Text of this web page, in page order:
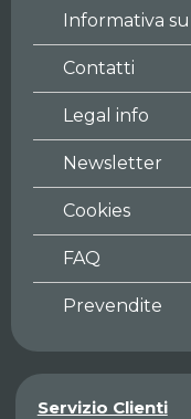
Informativa
Contatti
Legal info
Newsletter
Cookies
FAQ
Prevendite
Servizio Clienti